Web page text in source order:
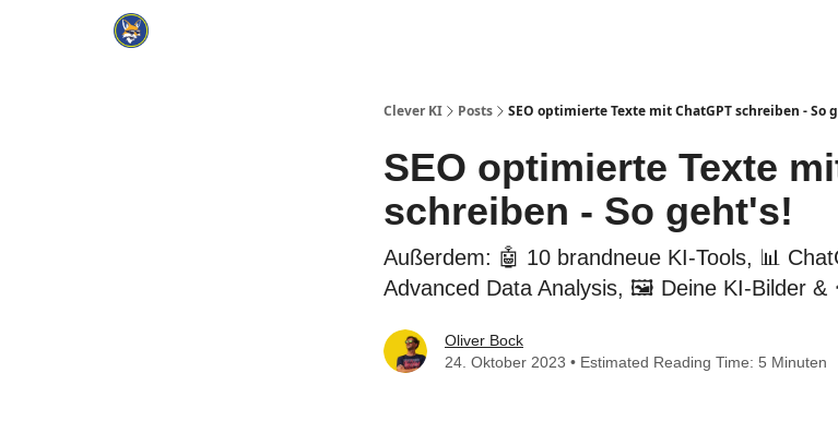
Clever KI Posts SEO optimierte Texte mit ChatGPT schreiben - So
SEO optimierte Texte
schreiben - So geht's!
Außerdem: 🤖 10 brandneue KI-Tools, 📊
Advanced Data Analysis, 🖼️ Deine KI-Bilder &
Oliver Bock
24. Oktober 2023 • Estimated Reading Time: 5 Minuten